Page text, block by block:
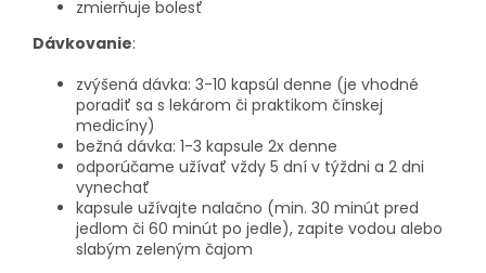
zmierňuje bolesť
Dávkovanie:
zvýšená dávka: 3-10 kapsúl denne (je vhodné
poradiť sa s lekárom či praktikom čínskej
medicíny)
bežná dávka: 1-3 kapsule 2x denne
odporúčame užívať vždy 5 dní v týždni a 2 dni
vynechať
kapsule užívajte nalačno (min. 30 minút pred
jedlom či 60 minút po jedle), zapite vodou alebo
slabým zeleným čajom